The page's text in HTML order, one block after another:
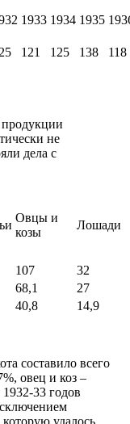
1933 1934 1935
121 125 138 118
не
дела с
Овцы и
козы
Лошади
107
32
68,1
27
40,8 14,9
составило всего
овец и коз –
33 годов
удалось